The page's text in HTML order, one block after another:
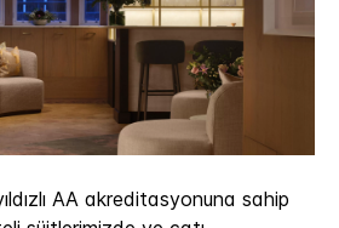
AA akreditasyonuna sahip